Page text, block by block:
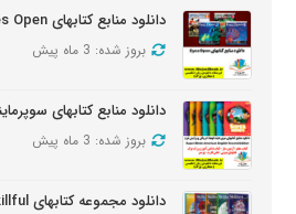
دانلود منابع کتابهای Eyes Open
بروز شده: 3 ماه پیش
بروز شده: 3 ماه پیش
دانلود مجموعه کتابهای Skillful ویرایش سوم